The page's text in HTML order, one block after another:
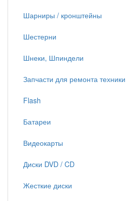
Шарниры / кронштейны
Шестерни
Шнеки, Шпиндели
Запчасти для ремонта техники
Flash
Батареи
Видеокарты
Диски DVD / CD
Жесткие диски